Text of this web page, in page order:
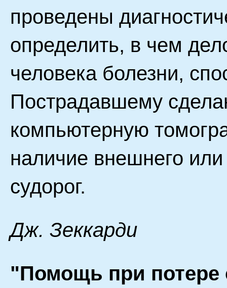
проведены
определить, в чем
человека болезни,
Пострадавшему
компьютерную
наличие внешнего или
судорог.
Дж. Зеккарди
"Помощь при потере